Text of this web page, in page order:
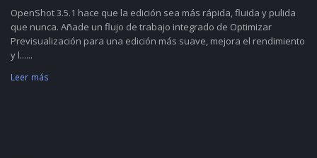
OpenShot 3.5.1 hace que la edición sea más rápida, fluida y pulida
que nunca. Añade un flujo de trabajo integrado de Optimizar
Previsualización para una edición más suave, mejora el rendimiento
y l......
Leer más